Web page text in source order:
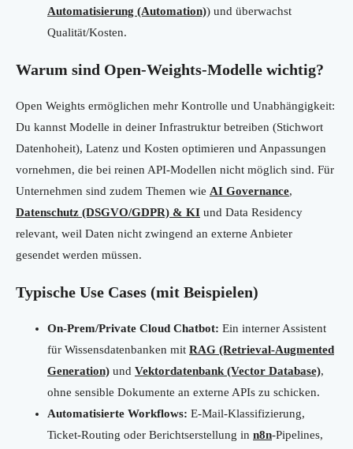
Automatisierung (Automation)) und überwachst
Qualität/Kosten.
Warum sind Open-Weights-Modelle wichtig?
Open Weights ermöglichen mehr Kontrolle und Unabhängigkeit:
Du kannst Modelle in deiner Infrastruktur betreiben (Stichwort
Datenhoheit), Latenz und Kosten optimieren und Anpassungen
vornehmen, die bei reinen API-Modellen nicht möglich sind. Für
Unternehmen sind zudem Themen wie AI Governance,
Datenschutz (DSGVO/GDPR) & KI und Data Residency
relevant, weil Daten nicht zwingend an externe Anbieter
gesendet werden müssen.
Typische Use Cases (mit Beispielen)
On-Prem/Private Cloud Chatbot: Ein interner Assistent
für Wissensdatenbanken mit RAG (Retrieval-Augmented
Generation) und Vektordatenbank (Vector Database),
ohne sensible Dokumente an externe APIs zu schicken.
Automatisierte Workflows: E-Mail-Klassifizierung,
Ticket-Routing oder Berichtserstellung in n8n-Pipelines,